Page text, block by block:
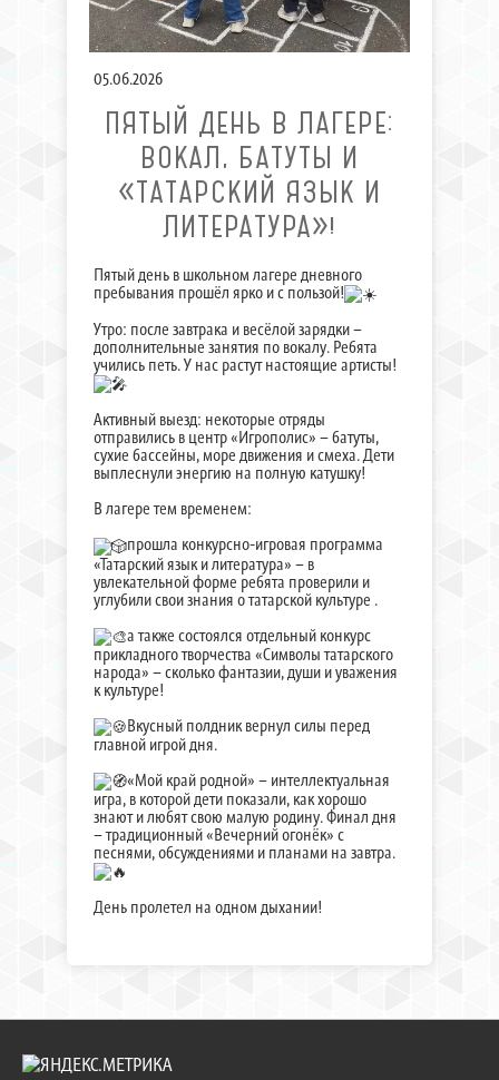
05.06.2026
ПЯТЫЙ ДЕНЬ В ЛАГЕРЕ:
ВОКАЛ, БАТУТЫ И
«ТАТАРСКИЙ ЯЗЫК И
ЛИТЕРАТУРА»!
Пятый день в школьном лагере дневного
пребывания прошёл ярко и с пользой!
Утро: после завтрака и весёлой зарядки –
дополнительные занятия по вокалу. Ребята
учились петь. У нас растут настоящие артисты!
Активный выезд: некоторые отряды
отправились в центр «Игрополис» – батуты,
сухие бассейны, море движения и смеха. Дети
выплеснули энергию на полную катушку!
В лагере тем временем:
прошла конкурсно-игровая программа
«Татарский язык и литература» – в
увлекательной форме ребята проверили и
углубили свои знания о татарской культуре .
а также состоялся отдельный конкурс
прикладного творчества «Символы татарского
народа» – сколько фантазии, души и уважения
к культуре!
Вкусный полдник вернул силы перед
главной игрой дня.
«Мой край родной» – интеллектуальная
игра, в которой дети показали, как хорошо
знают и любят свою малую родину. Финал дня
– традиционный «Вечерний огонёк» с
песнями, обсуждениями и планами на завтра.
День пролетел на одном дыхании!